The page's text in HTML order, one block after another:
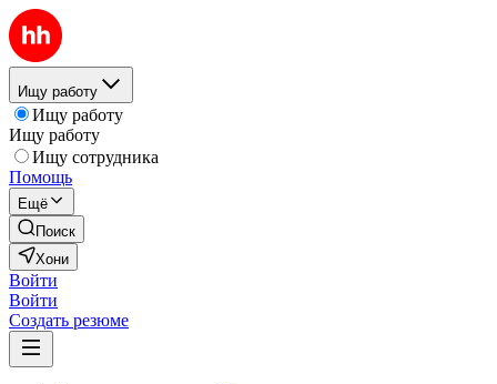
Ищу работу
Ищу работу
Ищу работу
Ищу сотрудника
Помощь
Ещё
Поиск
Хони
Войти
Войти
Создать резюме